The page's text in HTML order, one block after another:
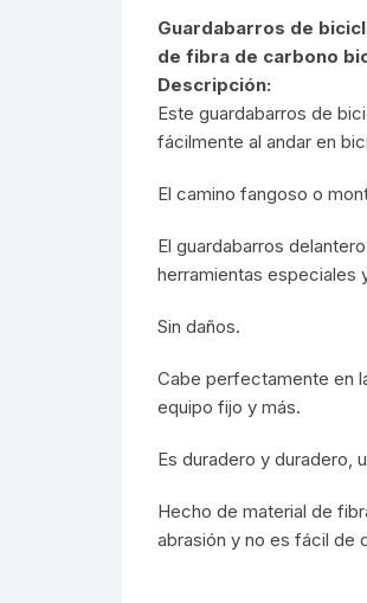
Tasas de
Tubo de Asiento
Guardabarros de
de fibra de carbono
Descripción:
Este guardabarros de
fácilmente al andar en
El camino fangoso o
El guardabarros
herramientas especiales
Sin daños.
Cabe perfectamente en
equipo fijo y más.
Es duradero y duradero,
Hecho de material de
abrasión y no es fácil de